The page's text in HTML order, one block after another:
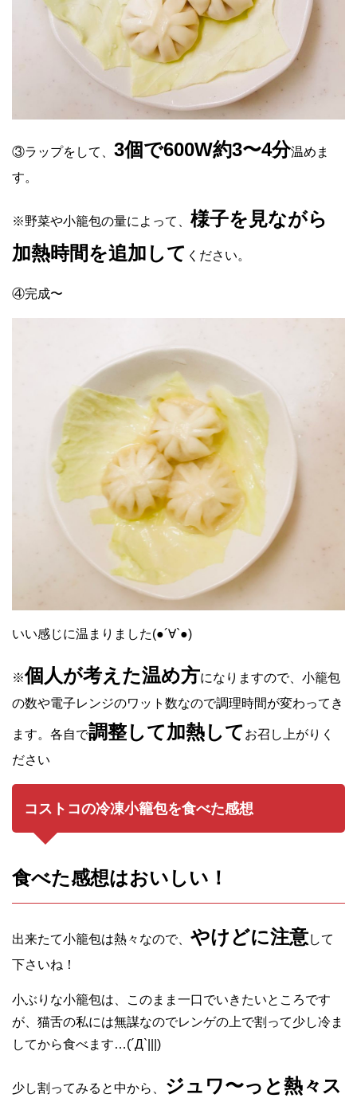
③ラップをして、 3個で600W約3〜4分温めま
す。
※野菜や小籠包の量によって、 様子を見ながら
加熱時間を追加して ください。
④完成〜
いい感じに温まりました(●︎´∀︎`●︎)
※個人が考えた温め方になりますので、小籠包
の数や電子レンジのワット数なので調理時間が変わってき
ます。各自で調整して加熱して お召し上がりく
ださい
コストコの冷凍小籠包を食べた感想
食べた感想はおいしい！
出来たて小籠包は熱々なので、 やけどに注意して
下さいね！
小ぶりな小籠包は、このまま一口でいきたいところです
が、猫舌の私には無謀なのでレンゲの上で割って少し冷ま
してから食べます…(´Д`|||)
少し割ってみると中から、
ジュワ〜っと熱々ス